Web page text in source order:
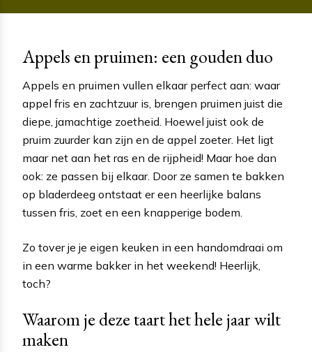
Appels en pruimen: een gouden duo
Appels en pruimen vullen elkaar perfect aan: waar
appel fris en zachtzuur is, brengen pruimen juist die
diepe, jamachtige zoetheid. Hoewel juist ook de
pruim zuurder kan zijn en de appel zoeter. Het ligt
maar net aan het ras en de rijpheid! Maar hoe dan
ook: ze passen bij elkaar. Door ze samen te bakken
op bladerdeeg ontstaat er een heerlijke balans
tussen fris, zoet en een knapperige bodem.
Zo tover je je eigen keuken in een handomdraai om
in een warme bakker in het weekend! Heerlijk,
toch?
Waarom je deze taart het hele jaar wilt
maken